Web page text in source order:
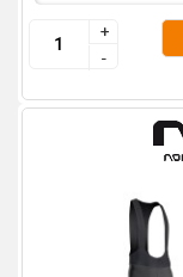
+
-
+
-